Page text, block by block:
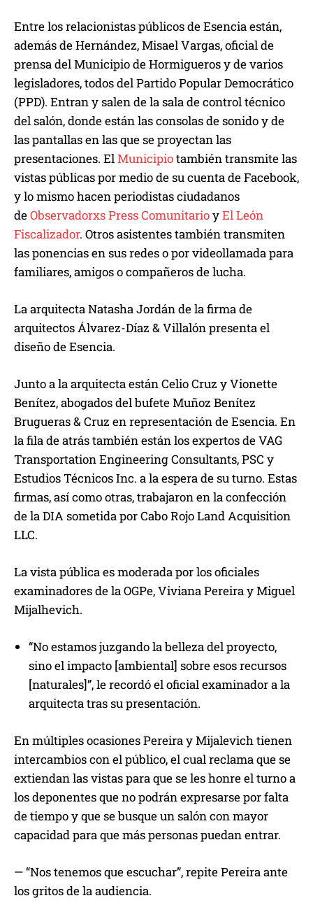
Entre los relacionistas públicos de Esencia están,
además de Hernández, Misael Vargas, oficial de
prensa del Municipio de Hormigueros y de varios
legisladores, todos del Partido Popular Democrático
(PPD). Entran y salen de la sala de control técnico
del salón, donde están las consolas de sonido y de
las pantallas en las que se proyectan las
presentaciones. ElMunicipiotambién transmite las
vistas públicas por medio de su cuenta de Facebook,
y lo mismo hacen periodistas ciudadanos
deObservadorxs Press ComunitarioyEl León
Fiscalizador. Otros asistentes también transmiten
las ponencias en sus redes o por videollamada para
familiares, amigos o compañeros de lucha.
La arquitecta Natasha Jordán de la firma de
arquitectos Álvarez-Díaz & Villalón presenta el
diseño de Esencia.
Junto a la arquitecta están Celio Cruz y Vionette
Benítez, abogados del bufete Muñoz Benítez
Brugueras & Cruz en representación de Esencia. En
la fila de atrás también están los expertos de VAG
Transportation Engineering Consultants, PSC y
Estudios Técnicos Inc. a la espera de su turno. Estas
firmas, así como otras, trabajaron en la confección
de la DIA sometida por Cabo Rojo Land Acquisition
LLC.
La vista pública es moderada por los oficiales
examinadores de la OGPe, Viviana Pereira y Miguel
Mijalhevich.
“No estamos juzgando la belleza del proyecto,
sino el impacto [ambiental] sobre esos recursos
[naturales]”, le recordó el oficial examinador a la
arquitecta tras su presentación.
En múltiples ocasiones Pereira y Mijalevich tienen
intercambios con el público, el cual reclama que se
extiendan las vistas para que se les honre el turno a
los deponentes que no podrán expresarse por falta
de tiempo y que se busque un salón con mayor
capacidad para que más personas puedan entrar.
— “Nos tenemos que escuchar”, repite Pereira ante
los gritos de la audiencia.